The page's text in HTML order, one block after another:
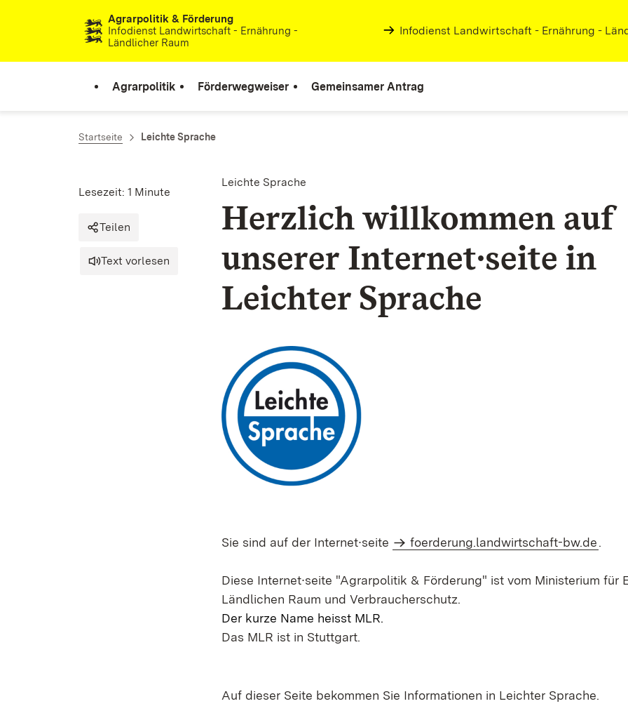
Zum Inhalt springenAgrarpolitik & Förderung
Infodienst Landwirtschaft - Ernährung -
Ländlicher Raum
Infodienst Landwirtschaft - Ernährung -
Agrarpolitik Förderwegweiser Gemeinsamer Antrag
Startseite Leichte Sprache
Leichte Sprache
Herzlich willkommen auf
unserer Internet∙seite in
Leichter Sprache
Lesezeit: 1 Minute
Teilen
Text vorlesen
Sie sind auf der Internet∙seite foerderung.landwirtschaft-bw.de.
Diese Internet∙seite "Agrarpolitik & Förderung" ist vom Ministerium für
Ländlichen Raum und Verbraucherschutz.
Der kurze Name heisst MLR.
Das MLR ist in Stuttgart.
Auf dieser Seite bekommen Sie Informationen in Leichter Sprache.